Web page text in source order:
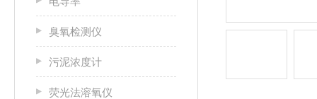
臭氧检测仪
污泥浓度计
荧光法溶氧仪